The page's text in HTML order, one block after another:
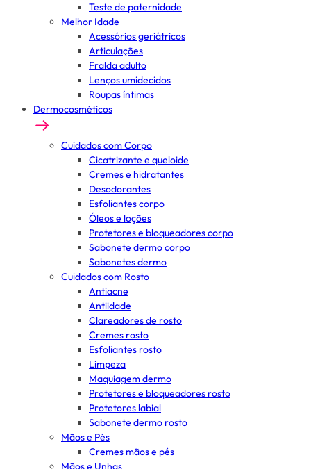
Teste de paternidade
Melhor Idade
Acessórios geriátricos
Articulações
Fralda adulto
Lenços umidecidos
Roupas íntimas
Dermocosméticos
Cuidados com Corpo
Cicatrizante e queloide
Cremes e hidratantes
Desodorantes
Esfoliantes corpo
Óleos e loções
Protetores e bloqueadores corpo
Sabonete dermo corpo
Sabonetes dermo
Cuidados com Rosto
Antiacne
Antiidade
Clareadores de rosto
Cremes rosto
Esfoliantes rosto
Limpeza
Maquiagem dermo
Protetores e bloqueadores rosto
Protetores labial
Sabonete dermo rosto
Mãos e Pés
Cremes mãos e pés
Mãos e Unhas